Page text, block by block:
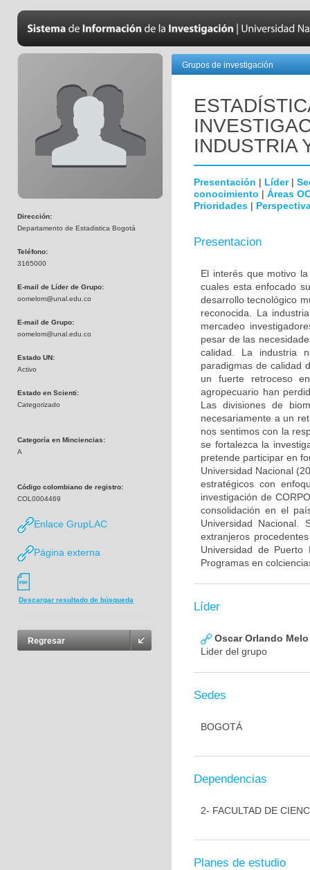
Dirección:
Departamento de Estadistica Bogotá
Teléfono:
3165000
E-mail de Líder de Grupo:
oomelom@unal.edu.co
E-mail de Grupo:
oomelom@unal.edu.co
Estado UN:
Activo
Estado en Scienti:
Categorizado
Categoría en Minciencias:
A
Código colombiano de registro:
COL0004469
Enlace GrupLAC
Página externa
Descargar resultado de búsqueda
Regresar
Grupos de investigación
INDUSTRIA
Presentación | Líder|
conocimiento | Áreas
Prioridades |
Presentacion
El interés que motivo
cuales esta enfocado
desarrollo tecnológico
reconocida. La
mercadeo
pesar de las
calidad. La industria
paradigmas de calidad
un fuerte retroceso
agropecuario han
Las divisiones de
necesariamente a un
nos sentimos con la
se fortalezca la
pretende participar en
Universidad Nacional
estratégicos con
investigación de
consolidación en el
Universidad Nacional.
extranjeros
Universidad de Puerto
Programas en
Líder
Oscar Orlando
Lider del grupo
Sedes
BOGOTÁ
Dependencias
2- FACULTAD DE
Planes de estudio